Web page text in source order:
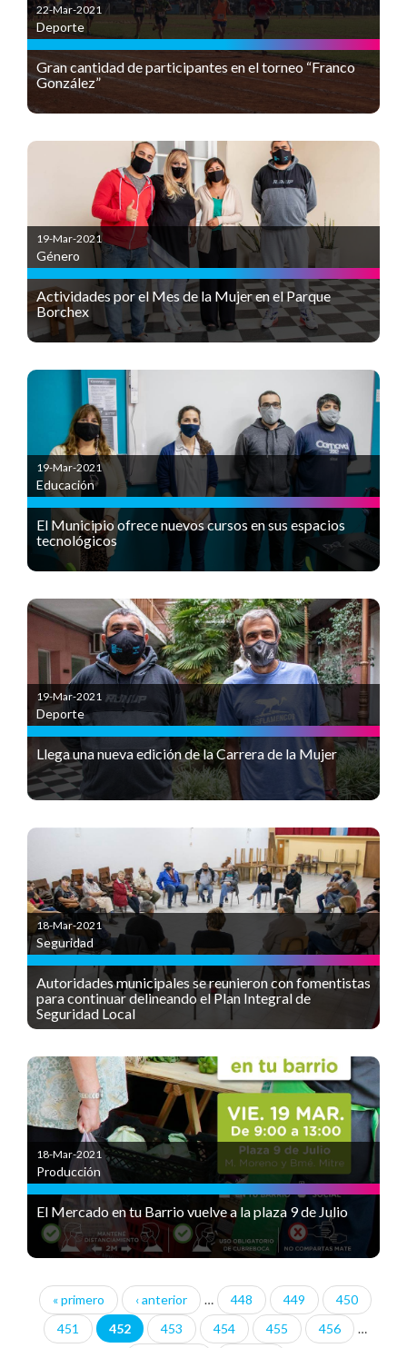
22-Mar-2021
Deporte
Gran cantidad de participantes en el torneo “Franco
González”
19-Mar-2021
Género
Actividades por el Mes de la Mujer en el Parque
Borchex
19-Mar-2021
Educación
El Municipio ofrece nuevos cursos en sus espacios
tecnológicos
19-Mar-2021
Deporte
Llega una nueva edición de la Carrera de la Mujer
18-Mar-2021
Seguridad
Autoridades municipales se reunieron con fomentistas
para continuar delineando el Plan Integral de
Seguridad Local
18-Mar-2021
Producción
El Mercado en tu Barrio vuelve a la plaza 9 de Julio
Páginas
« primero ‹ anterior … 448 449
450
451
452 453 454 455 456
…